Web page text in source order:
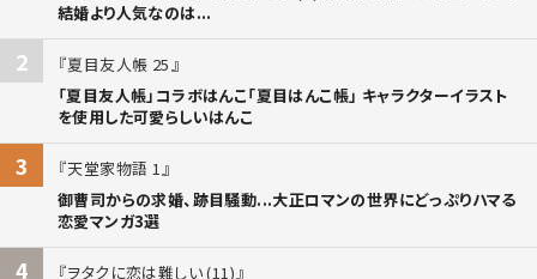
結婚より人気なのは...
2
夏目友人帳 25
「夏目友人帳」コラボはんこ「夏目はんこ帳」 キャラクターイラスト
を使用した可愛らしいはんこ
3
天堂家物語 1
御曹司からの求婚、跡目騒動...大正ロマンの世界にどっぷりハマる
恋愛マンガ3選
4
ヲタクに恋は難しい (11)